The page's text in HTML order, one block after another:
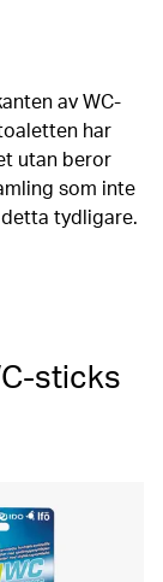
av WC-
har
utan beror
som inte
tydligare.
sticks